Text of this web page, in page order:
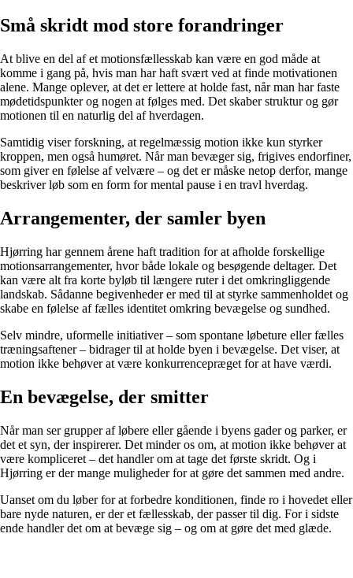
Små skridt mod store forandringer
At blive en del af et motionsfællesskab kan være en god måde at
komme i gang på, hvis man har haft svært ved at finde motivationen
alene. Mange oplever, at det er lettere at holde fast, når man har faste
mødetidspunkter og nogen at følges med. Det skaber struktur og gør
motionen til en naturlig del af hverdagen.
Samtidig viser forskning, at regelmæssig motion ikke kun styrker
kroppen, men også humøret. Når man bevæger sig, frigives endorfiner,
som giver en følelse af velvære – og det er måske netop derfor, mange
beskriver løb som en form for mental pause i en travl hverdag.
Arrangementer, der samler byen
Hjørring har gennem årene haft tradition for at afholde forskellige
motionsarrangementer, hvor både lokale og besøgende deltager. Det
kan være alt fra korte byløb til længere ruter i det omkringliggende
landskab. Sådanne begivenheder er med til at styrke sammenholdet og
skabe en følelse af fælles identitet omkring bevægelse og sundhed.
Selv mindre, uformelle initiativer – som spontane løbeture eller fælles
træningsaftener – bidrager til at holde byen i bevægelse. Det viser, at
motion ikke behøver at være konkurrencepræget for at have værdi.
En bevægelse, der smitter
Når man ser grupper af løbere eller gående i byens gader og parker, er
det et syn, der inspirerer. Det minder os om, at motion ikke behøver at
være kompliceret – det handler om at tage det første skridt. Og i
Hjørring er der mange muligheder for at gøre det sammen med andre.
Uanset om du løber for at forbedre konditionen, finde ro i hovedet eller
bare nyde naturen, er der et fællesskab, der passer til dig. For i sidste
ende handler det om at bevæge sig – og om at gøre det med glæde.